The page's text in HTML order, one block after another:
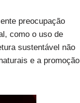
preocupação
como o uso de
sustentável não
e a promoção